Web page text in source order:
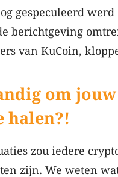
gespeculeerd
berichtgeving
van KuCoin,
om
halen?!
zou iedere
zijn. We weten